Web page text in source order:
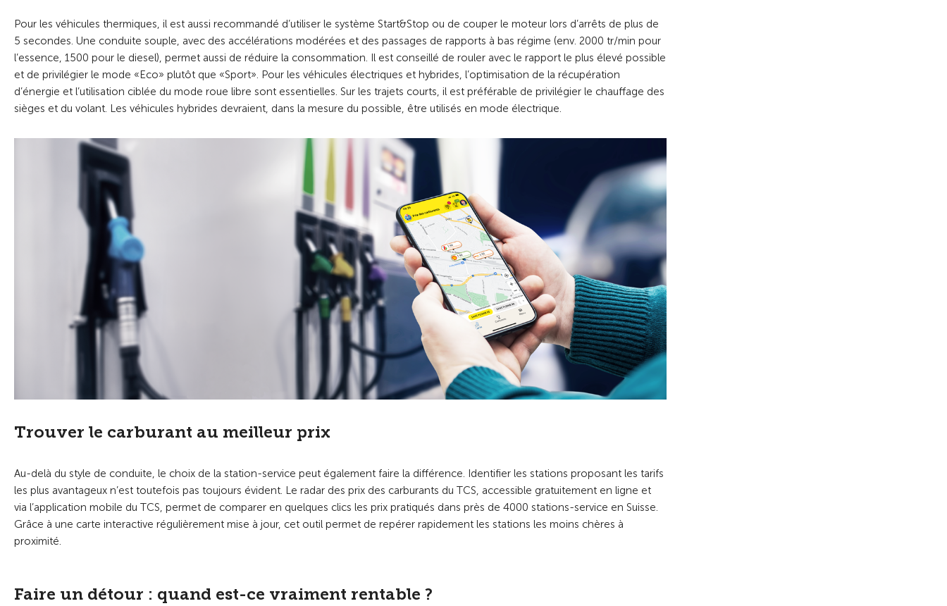
Pour les véhicules thermiques, il est aussi recommandé d’utiliser le système Start&Stop ou de couper le moteur lors d’arrêts de plus de
5 secondes. Une conduite souple, avec des accélérations modérées et des passages de rapports à bas régime (env. 2000 tr/min pour
l’essence, 1500 pour le diesel), permet aussi de réduire la consommation. Il est conseillé de rouler avec le rapport le plus élevé possible
et de privilégier le mode «Eco» plutôt que «Sport». Pour les véhicules électriques et hybrides, l’optimisation de la récupération
d’énergie et l’utilisation ciblée du mode roue libre sont essentielles. Sur les trajets courts, il est préférable de privilégier le chauffage des
sièges et du volant. Les véhicules hybrides devraient, dans la mesure du possible, être utilisés en mode électrique.
Trouver le carburant au meilleur prix
Au-delà du style de conduite, le choix de la station-service peut également faire la différence. Identifier les stations proposant les tarifs
les plus avantageux n’est toutefois pas toujours évident. Le radar des prix des carburants du TCS, accessible gratuitement en ligne et
via l’application mobile du TCS, permet de comparer en quelques clics les prix pratiqués dans près de 4000 stations-service en Suisse.
Grâce à une carte interactive régulièrement mise à jour, cet outil permet de repérer rapidement les stations les moins chères à
proximité.
Faire un détour : quand est-ce vraiment rentable ?